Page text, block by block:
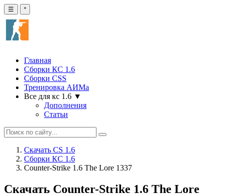
☰ ˟
Главная
Сборки КС 1.6
Сборки CSS
Тренировка АИМа
Все для кс 1.6 ▼
Дополнения
Статьи
Скачать CS 1.6
Сборки КС 1.6
Counter-Strike 1.6 The Lore 1337
Скачать Counter-Strike 1.6 The Lore